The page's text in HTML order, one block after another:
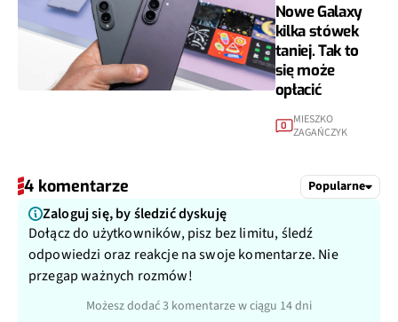
Nowe Galaxy
kilka stówek
taniej. Tak to
się może
opłacić
0 MIESZKO
ZAGAŃCZYK
4 komentarze Popularne
Zaloguj się, by śledzić dyskuję
Dołącz do użytkowników, pisz bez limitu, śledź
odpowiedzi oraz reakcje na swoje komentarze. Nie
przegap ważnych rozmów!
Możesz dodać 3 komentarze w ciągu 14 dni